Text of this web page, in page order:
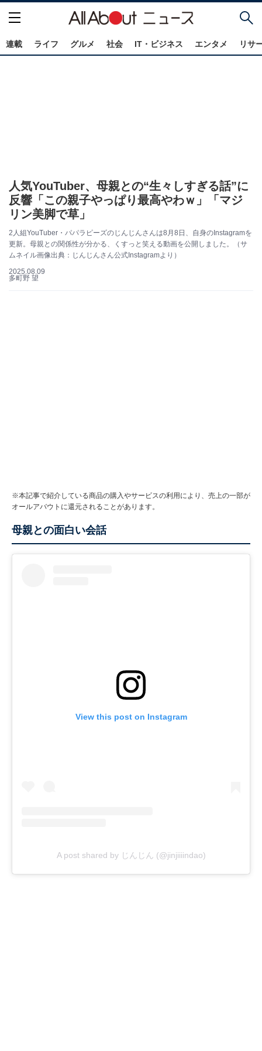
連載 ライフ グルメ 社会 IT・ビジネス エンタメ リサ
人気YouTuber、母親との“生々しすぎる話”に
反響「この親子やっぱり最高やわｗ」「マジ
リン美脚で草」
2人組YouTuber・パパラピーズのじんじんさんは8月8日、自身のInstagramを
更新。母親との関係性が分かる、くすっと笑える動画を公開しました。（サ
ムネイル画像出典：じんじんさん公式Instagramより）
2025.08.09
多町野 望
※本記事で紹介している商品の購入やサービスの利用により、売上の一部が
オールアバウトに還元されることがあります。
母親との面白い会話
View this post on Instagram
A post shared by じんじん (@jinjiiiindao)